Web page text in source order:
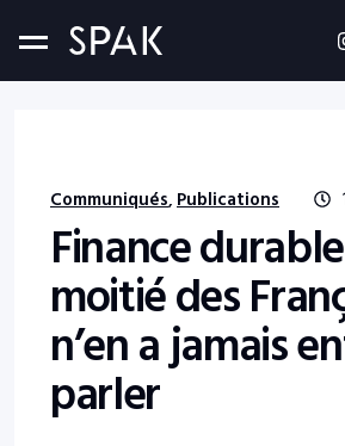
Communiqués,Publications
Finance
moitié des
n’en a jamais
parler